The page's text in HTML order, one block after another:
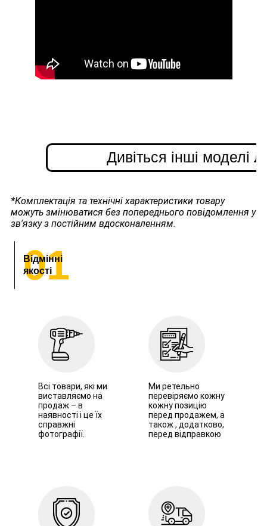
Дивіться інші моделі
*Комплектація та технічні характеристики товару
можуть змінюватися без попереднього повідомлення у
зв'язку з постійним вдосконаленням.
01
Відмінні
якості
Всі товари, які ми
виставляємо на
продаж – в
наявності і це їх
справжні
фотографії.
Ми ретельно
перевіряємо кожну
кожну позицію
перед продажем, а
також , додатково,
перед відправкою